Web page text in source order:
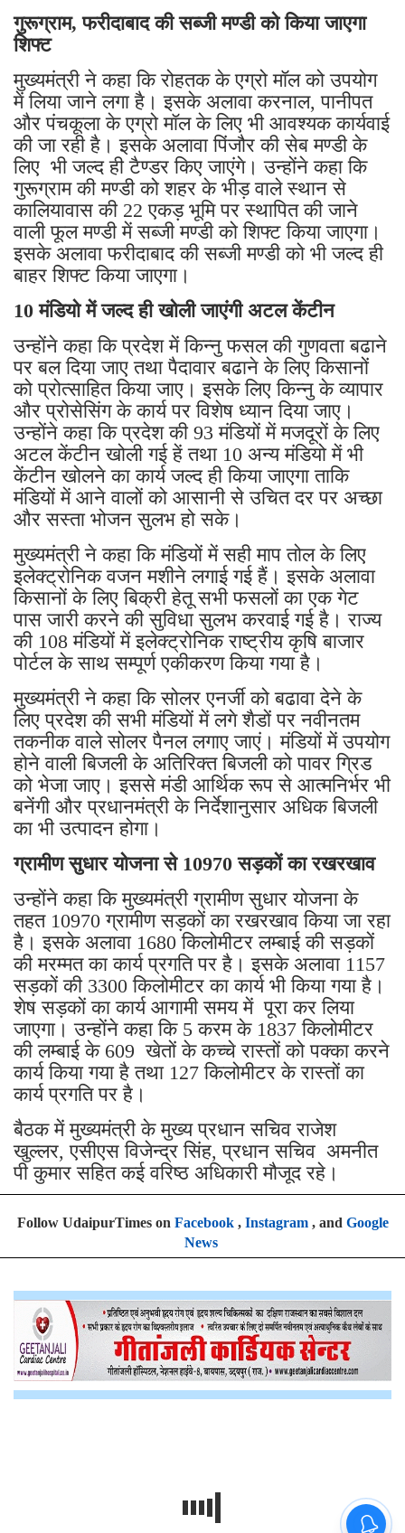
गुरूग्राम, फरीदाबाद की सब्जी मण्डी को किया जाएगा
शिफ्ट
मुख्यमंत्री ने कहा कि रोहतक के एग्रो मॉल को उपयोग
में लिया जाने लगा है। इसके अलावा करनाल, पानीपत
और पंचकूला के एग्रो मॉल के लिए भी आवश्यक कार्यवाई
की जा रही है। इसके अलावा पिंजौर की सेब मण्डी के
लिए भी जल्द ही टैण्डर किए जाएंगे। उन्होंने कहा कि
गुरूग्राम की मण्डी को शहर के भीड़ वाले स्थान से
कालियावास की 22 एकड़ भूमि पर स्थापित की जाने
वाली फूल मण्डी में सब्जी मण्डी को शिफ्ट किया जाएगा।
इसके अलावा फरीदाबाद की सब्जी मण्डी को भी जल्द ही
बाहर शिफ्ट किया जाएगा।
10 मंडियो में जल्द ही खोली जाएंगी अटल केंटीन
उन्होंने कहा कि प्रदेश में किन्नु फसल की गुणवता बढाने
पर बल दिया जाए तथा पैदावार बढाने के लिए किसानों
को प्रोत्साहित किया जाए। इसके लिए किन्नु के व्यापार
और प्रोसेसिंग के कार्य पर विशेष ध्यान दिया जाए।
उन्होंने कहा कि प्रदेश की 93 मंडियों में मजदूरों के लिए
अटल केंटीन खोली गई हें तथा 10 अन्य मंडियो में भी
केंटीन खोलने का कार्य जल्द ही किया जाएगा ताकि
मंडियों में आने वालों को आसानी से उचित दर पर अच्छा
और सस्ता भोजन सुलभ हो सके।
मुख्यमंत्री ने कहा कि मंडियों में सही माप तोल के लिए
इलेक्ट्रोनिक वजन मशीने लगाई गई हैं। इसके अलावा
किसानों के लिए बिक्री हेतू सभी फसलों का एक गेट
पास जारी करने की सुविधा सुलभ करवाई गई है। राज्य
की 108 मंडियों में इलेक्ट्रोनिक राष्ट्रीय कृषि बाजार
पोर्टल के साथ सम्पूर्ण एकीकरण किया गया है।
मुख्यमंत्री ने कहा कि सोलर एनर्जी को बढावा देने के
लिए प्रदेश की सभी मंडियों में लगे शैडों पर नवीनतम
तकनीक वाले सोलर पैनल लगाए जाएं। मंडियों में उपयोग
होने वाली बिजली के अतिरिक्त बिजली को पावर ग्रिड
को भेजा जाए। इससे मंडी आर्थिक रूप से आत्मनिर्भर भी
बनेंगी और प्रधानमंत्री के निर्देशानुसार अधिक बिजली
का भी उत्पादन होगा।
ग्रामीण सुधार योजना से 10970 सड़कों का रखरखाव
उन्होंने कहा कि मुख्यमंत्री ग्रामीण सुधार योजना के
तहत 10970 ग्रामीण सड़कों का रखरखाव किया जा रहा
है। इसके अलावा 1680 किलोमीटर लम्बाई की सड़कों
की मरम्मत का कार्य प्रगति पर है। इसके अलावा 1157
सड़कों की 3300 किलोमीटर का कार्य भी किया गया है।
शेष सड़कों का कार्य आगामी समय में पूरा कर लिया
जाएगा। उन्होंने कहा कि 5 करम के 1837 किलोमीटर
की लम्बाई के 609 खेतों के कच्चे रास्तों को पक्का करने
कार्य किया गया है तथा 127 किलोमीटर के रास्तों का
कार्य प्रगति पर है।
बैठक में मुख्यमंत्री के मुख्य प्रधान सचिव राजेश
खुल्लर, एसीएस विजेन्द्र सिंह, प्रधान सचिव अमनीत
पी कुमार सहित कई वरिष्ठ अधिकारी मौजूद रहे।
Follow UdaipurTimes on Facebook, Instagram, and Google
News